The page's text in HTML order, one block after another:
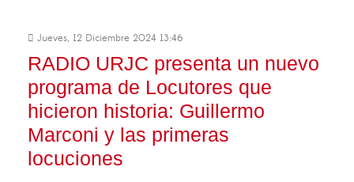
Jueves, 12 Diciembre 2024 13:46
RADIO URJC presenta un nuevo
programa de Locutores que
hicieron historia: Guillermo
Marconi y las primeras
locuciones